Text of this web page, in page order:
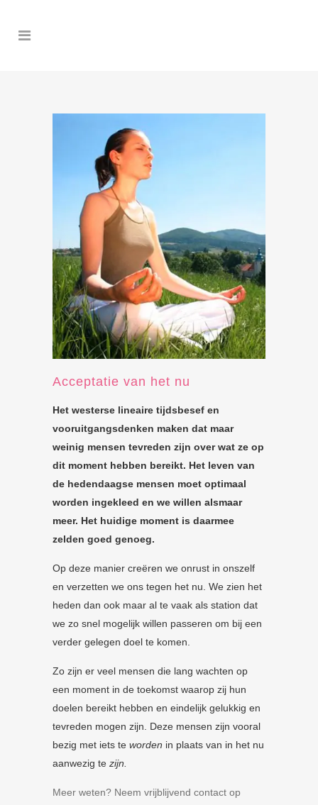
Acceptatie van het nu
Het westerse lineaire tijdsbesef en
vooruitgangsdenken maken dat maar
weinig mensen tevreden zijn over wat ze op
dit moment hebben bereikt. Het leven van
de hedendaagse mensen moet optimaal
worden ingekleed en we willen alsmaar
meer. Het huidige moment is daarmee
zelden goed genoeg.
Op deze manier creëren we onrust in onszelf
en verzetten we ons tegen het nu. We zien het
heden dan ook maar al te vaak als station dat
we zo snel mogelijk willen passeren om bij een
verder gelegen doel te komen.
Zo zijn er veel mensen die lang wachten op
een moment in de toekomst waarop zij hun
doelen bereikt hebben en eindelijk gelukkig en
tevreden mogen zijn. Deze mensen zijn vooral
bezig met iets te worden in plaats van in het nu
aanwezig te zijn.
Meer weten? Neem vrijblijvend contact op